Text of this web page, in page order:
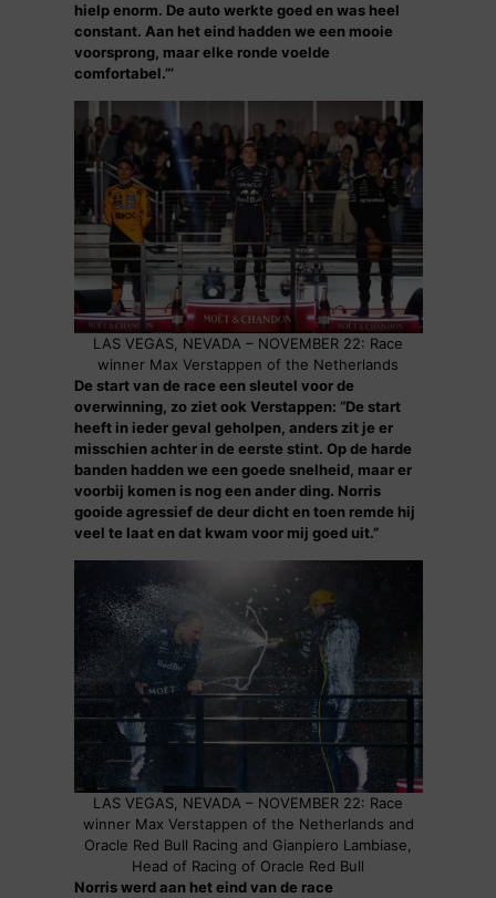
hielp enorm. De auto werkte goed en was heel
constant. Aan het eind hadden we een mooie
voorsprong, maar elke ronde voelde
comfortabel.”’
LAS VEGAS, NEVADA – NOVEMBER 22: Race
winner Max Verstappen of the Netherlands
De start van de race een sleutel voor de
overwinning, zo ziet ook Verstappen: “De start
heeft in ieder geval geholpen, anders zit je er
misschien achter in de eerste stint. Op de harde
banden hadden we een goede snelheid, maar er
voorbij komen is nog een ander ding. Norris
gooide agressief de deur dicht en toen remde hij
veel te laat en dat kwam voor mij goed uit.”
LAS VEGAS, NEVADA – NOVEMBER 22: Race
winner Max Verstappen of the Netherlands and
Oracle Red Bull Racing and Gianpiero Lambiase,
Head of Racing of Oracle Red Bull
Norris werd aan het eind van de race